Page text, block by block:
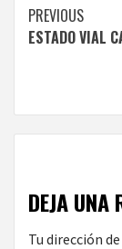
Reading
PREVIOUS
ESTADO VIAL
DEJA UNA
Tu dirección